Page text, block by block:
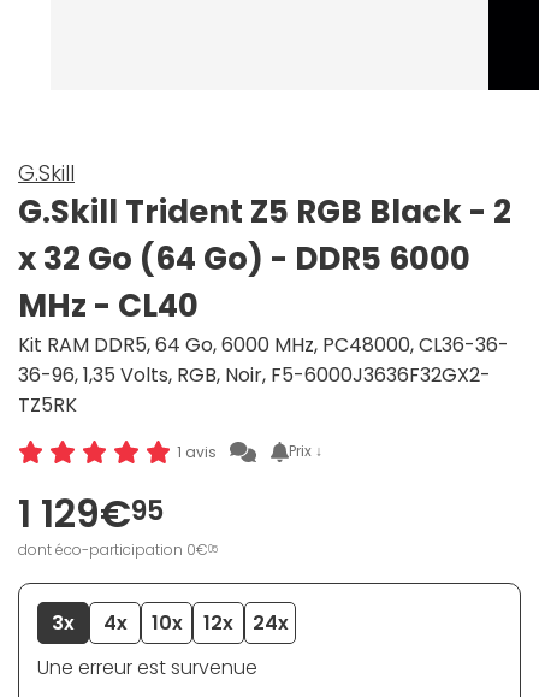
G.Skill
G.Skill Trident Z5 RGB Black - 2
x 32 Go (64 Go) - DDR5 6000
MHz - CL40
Kit RAM DDR5, 64 Go, 6000 MHz, PC48000, CL36-36-
36-96, 1,35 Volts, RGB, Noir, F5-6000J3636F32GX2-
TZ5RK
1 avis Prix ↓
1 129€95
dont éco-participation 0€05
3x 4x 10x 12x
24x
Une erreur est survenue